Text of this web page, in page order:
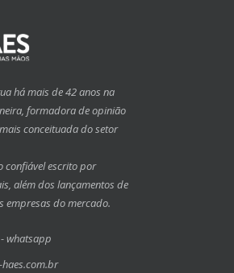
há mais de 42 anos na
formadora de opinião
conceituada do setor
confiável escrito por
além dos lançamentos de
empresas do mercado.
whatsapp